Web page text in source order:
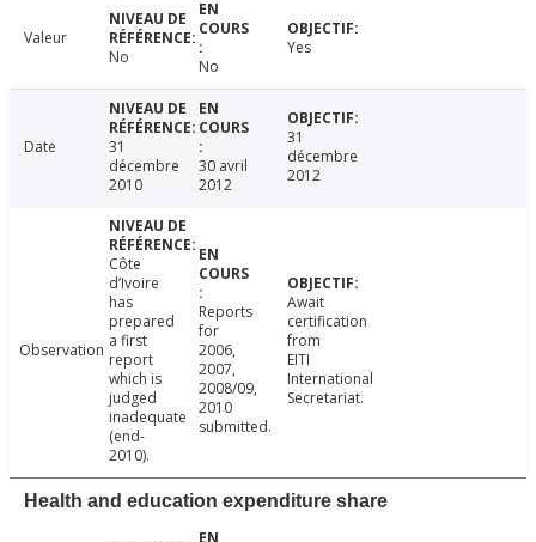
Valeur
No
No
Yes
Date
31
décembre
2010
30 avril
2012
31
décembre
2012
Observation
Côte
d’Ivoire
has
prepared
a first
report
which is
judged
inadequate
(end-
2010).
Reports
for
2006,
2007,
2008/09,
2010
submitted.
Await
certification
from
EITI
International
Secretariat.
Health and education expenditure share